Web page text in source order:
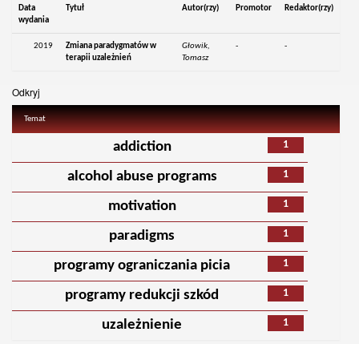
Data
wydania
Tytuł Autor(rzy) Promotor Redaktor(rzy)
2019
Zmiana paradygmatów w
terapii uzależnień
Głowik,
Tomasz
- -
Odkryj
Temat
1
addiction
1
alcohol abuse programs
1
motivation
1
paradigms
1
programy ograniczania picia
1
programy redukcji szkód
1
uzależnienie